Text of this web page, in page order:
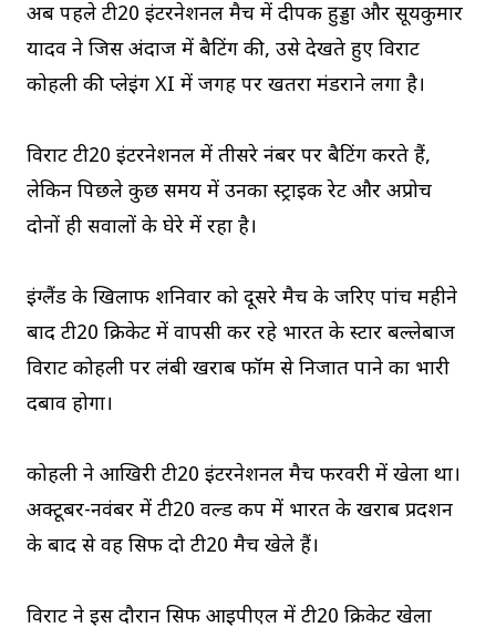
अब पहले टी20 इंटरनेशनल मैच में दीपक हुड्डा और सूर्यकुमार
यादव ने जिस अंदाज में बैटिंग की, उसे देखते हुए विराट
कोहली की प्लेइंग XI में जगह पर खतरा मंडराने लगा है।
विराट टी20 इंटरनेशनल में तीसरे नंबर पर बैटिंग करते हैं,
लेकिन पिछले कुछ समय में उनका स्ट्राइक रेट और अप्रोच
दोनों ही सवालों के घेरे में रहा है।
इंग्लैंड के खिलाफ शनिवार को दूसरे मैच के जरिए पांच महीने
बाद टी20 क्रिकेट में वापसी कर रहे भारत के स्टार बल्लेबाज
विराट कोहली पर लंबी खराब फॉर्म से निजात पाने का भारी
दबाव होगा।
कोहली ने आखिरी टी20 इंटरनेशनल मैच फरवरी में खेला था।
अक्टूबर-नवंबर में टी20 वर्ल्ड कप में भारत के खराब प्रदर्शन
के बाद से वह सिर्फ दो टी20 मैच खेले हैं।
विराट ने इस दौरान सिर्फ आईपीएल में टी20 क्रिकेट खेला